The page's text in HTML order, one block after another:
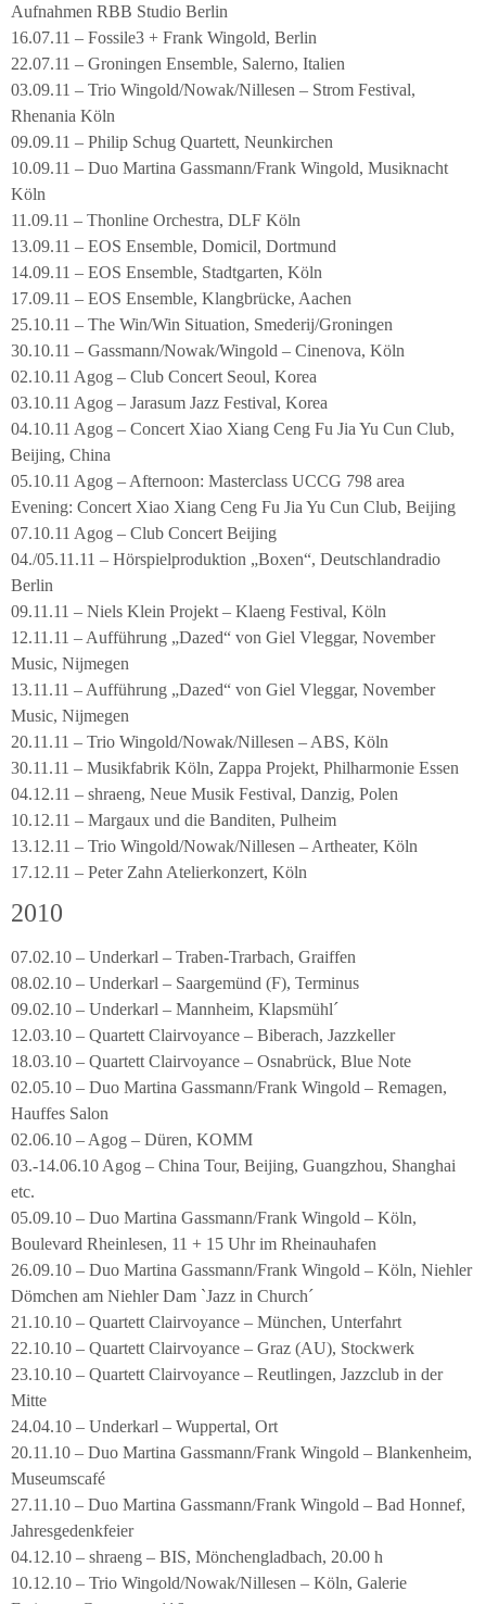
Aufnahmen RBB Studio Berlin
16.07.11 – Fossile3 + Frank Wingold, Berlin
22.07.11 – Groningen Ensemble, Salerno, Italien
03.09.11 – Trio Wingold/Nowak/Nillesen – Strom Festival,
Rhenania Köln
09.09.11 – Philip Schug Quartett, Neunkirchen
10.09.11 – Duo Martina Gassmann/Frank Wingold, Musiknacht
Köln
11.09.11 – Thonline Orchestra, DLF Köln
13.09.11 – EOS Ensemble, Domicil, Dortmund
14.09.11 – EOS Ensemble, Stadtgarten, Köln
17.09.11 – EOS Ensemble, Klangbrücke, Aachen
25.10.11 – The Win/Win Situation, Smederij/Groningen
30.10.11 – Gassmann/Nowak/Wingold – Cinenova, Köln
02.10.11 Agog – Club Concert Seoul, Korea
03.10.11 Agog – Jarasum Jazz Festival, Korea
04.10.11 Agog – Concert Xiao Xiang Ceng Fu Jia Yu Cun Club,
Beijing, China
05.10.11 Agog – Afternoon: Masterclass UCCG 798 area
Evening: Concert Xiao Xiang Ceng Fu Jia Yu Cun Club, Beijing
07.10.11 Agog – Club Concert Beijing
04./05.11.11 – Hörspielproduktion „Boxen“, Deutschlandradio
Berlin
09.11.11 – Niels Klein Projekt – Klaeng Festival, Köln
12.11.11 – Aufführung „Dazed“ von Giel Vleggar, November
Music, Nijmegen
13.11.11 – Aufführung „Dazed“ von Giel Vleggar, November
Music, Nijmegen
20.11.11 – Trio Wingold/Nowak/Nillesen – ABS, Köln
30.11.11 – Musikfabrik Köln, Zappa Projekt, Philharmonie Essen
04.12.11 – shraeng, Neue Musik Festival, Danzig, Polen
10.12.11 – Margaux und die Banditen, Pulheim
13.12.11 – Trio Wingold/Nowak/Nillesen – Artheater, Köln
17.12.11 – Peter Zahn Atelierkonzert, Köln
2010
07.02.10 – Underkarl – Traben-Trarbach, Graiffen
08.02.10 – Underkarl – Saargemünd (F), Terminus
09.02.10 – Underkarl – Mannheim, Klapsmühl´
12.03.10 – Quartett Clairvoyance – Biberach, Jazzkeller
18.03.10 – Quartett Clairvoyance – Osnabrück, Blue Note
02.05.10 – Duo Martina Gassmann/Frank Wingold – Remagen,
Hauffes Salon
02.06.10 – Agog – Düren, KOMM
03.-14.06.10 Agog – China Tour, Beijing, Guangzhou, Shanghai
etc.
05.09.10 – Duo Martina Gassmann/Frank Wingold – Köln,
Boulevard Rheinlesen, 11 + 15 Uhr im Rheinauhafen
26.09.10 – Duo Martina Gassmann/Frank Wingold – Köln, Niehler
Dömchen am Niehler Dam `Jazz in Church´
21.10.10 – Quartett Clairvoyance – München, Unterfahrt
22.10.10 – Quartett Clairvoyance – Graz (AU), Stockwerk
23.10.10 – Quartett Clairvoyance – Reutlingen, Jazzclub in der
Mitte
24.04.10 – Underkarl – Wuppertal, Ort
20.11.10 – Duo Martina Gassmann/Frank Wingold – Blankenheim,
Museumscafé
27.11.10 – Duo Martina Gassmann/Frank Wingold – Bad Honnef,
Jahresgedenkfeier
04.12.10 – shraeng – BIS, Mönchengladbach, 20.00 h
10.12.10 – Trio Wingold/Nowak/Nillesen – Köln, Galerie